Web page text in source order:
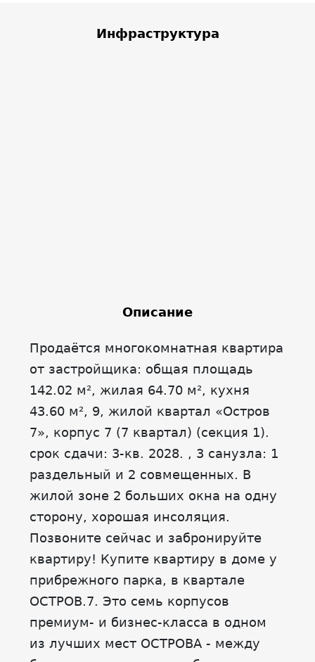
Инфраструктура
Описание
Продаётся многокомнатная квартира
от застройщика: общая площадь
142.02 м², жилая 64.70 м², кухня
43.60 м², 9, жилой квартал «Остров
7», корпус 7 (7 квартал) (секция 1).
срок сдачи: 3-кв. 2028. , 3 санузла: 1
раздельный и 2 совмещенных. В
жилой зоне 2 больших окна на одну
сторону, хорошая инсоляция.
Позвоните сейчас и забронируйте
квартиру! Купите квартиру в доме у
прибрежного парка, в квартале
ОСТРОВ.7. Это семь корпусов
премиум- и бизнес-класса в одном
из лучших мест ОСТРОВА - между